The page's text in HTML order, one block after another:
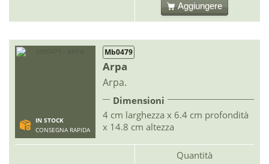
Aggiungere
IN STOCK
CONSEGNA RAPIDA
Mb0479
Arpa
Arpa.
Dimensioni
4 cm larghezza x 6.4 cm profondità
x 14.8 cm altezza
Quantità